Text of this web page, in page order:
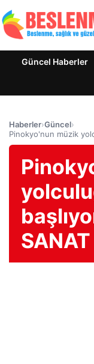
Güncel Haberler
Haberler›Güncel›
Pinokyo'nun müzik
SANAT